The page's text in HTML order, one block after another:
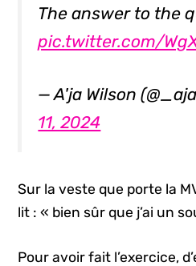
The answer to the
pic.twitter.com/
— A'ja Wilson
11, 2024
Sur la veste que porte la
lit : « bien sûr que j’ai un
Pour avoir fait l’exercice,